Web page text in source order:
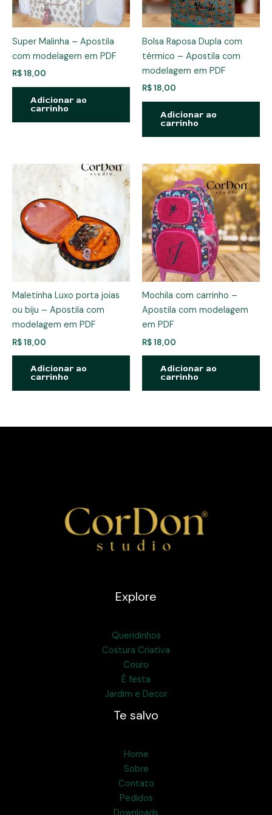
Super Malinha – Apostila
com modelagem em PDF
R$18,00
Adicionar ao
carrinho
Bolsa Raposa Dupla com
térmico – Apostila com
modelagem em PDF
R$18,00
Adicionar ao
carrinho
Maletinha Luxo porta joias
ou biju – Apostila com
modelagem em PDF
R$18,00
Adicionar ao
carrinho
Mochila com carrinho –
Apostila com modelagem
em PDF
R$18,00
Adicionar ao
carrinho
Explore
Queridinhos
Costura Criativa
Couro
É festa
Jardim e Decor
Te salvo
Home
Sobre
Contato
Pedidos